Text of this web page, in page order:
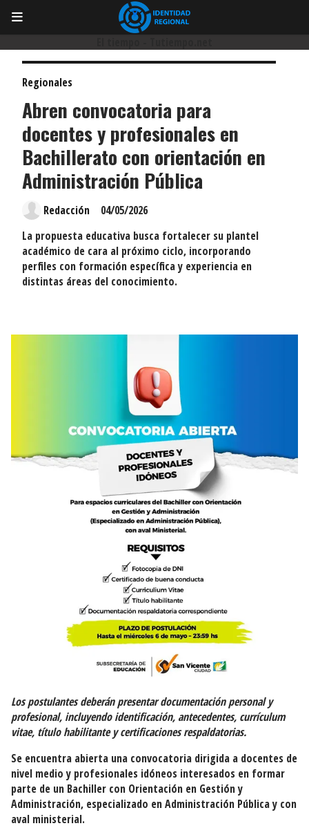
Abren convocatoria para
docentes y profesionales en
Bachillerato con orientación en
Administración Pública
La propuesta educativa busca fortalecer su plantel
académico de cara al próximo ciclo, incorporando
perfiles con formación específica y experiencia en
distintas áreas del conocimiento.
Regionales
04/05/2026
Redacción
Los postulantes deberán presentar documentación personal y
profesional, incluyendo identificación, antecedentes, currículum
vitae, título habilitante y certificaciones respaldatorias.
Se encuentra abierta una convocatoria dirigida a docentes de
nivel medio y profesionales idóneos interesados en formar
parte de un Bachiller con Orientación en Gestión y
Administración, especializado en Administración Pública y con
aval ministerial.